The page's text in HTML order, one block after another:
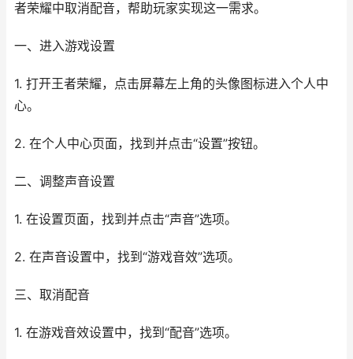
者荣耀中取消配音，帮助玩家实现这一需求。
一、进入游戏设置
1. 打开王者荣耀，点击屏幕左上角的头像图标进入个人中
心。
2. 在个人中心页面，找到并点击“设置”按钮。
二、调整声音设置
1. 在设置页面，找到并点击“声音”选项。
2. 在声音设置中，找到“游戏音效”选项。
三、取消配音
1. 在游戏音效设置中，找到“配音”选项。